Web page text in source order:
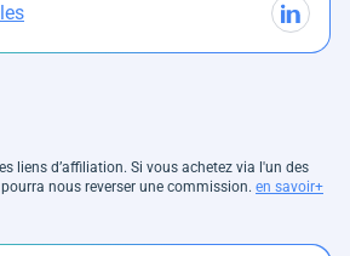
liens d’affiliation. Si vous achetez via l'un des
nous reverser une commission. en savoir+